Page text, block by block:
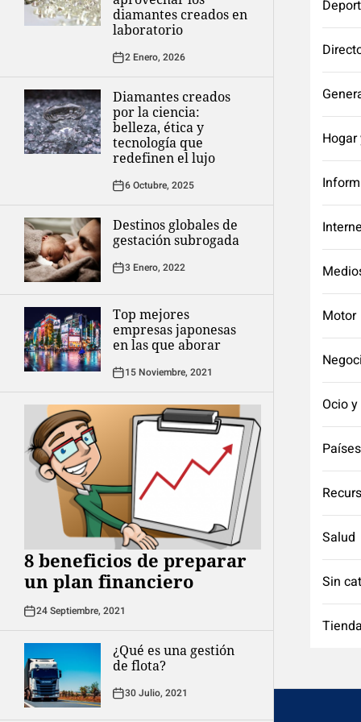
diamantes creados en
laboratorio
2 Enero, 2026
Diamantes creados
por la ciencia:
belleza, ética y
tecnología que
redefinen el lujo
6 Octubre, 2025
Destinos globales de
gestación subrogada
3 Enero, 2022
Top mejores
empresas japonesas
en las que aborar
15 Noviembre, 2021
8 beneficios de preparar
un plan financiero
24 Septiembre, 2021
¿Qué es una gestión
de flota?
30 Julio, 2021
Motor
Ocio
Países
Salud
Sin